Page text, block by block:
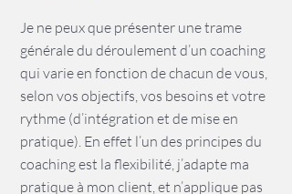
Je ne peux que présenter une trame
générale du déroulement d’un coaching
qui varie en fonction de chacun de vous,
selon vos objectifs, vos besoins et votre
rythme (d’intégration et de mise en
pratique). En effet l’un des principes du
coaching est la flexibilité, j’adapte ma
pratique à mon client, et n’applique pas